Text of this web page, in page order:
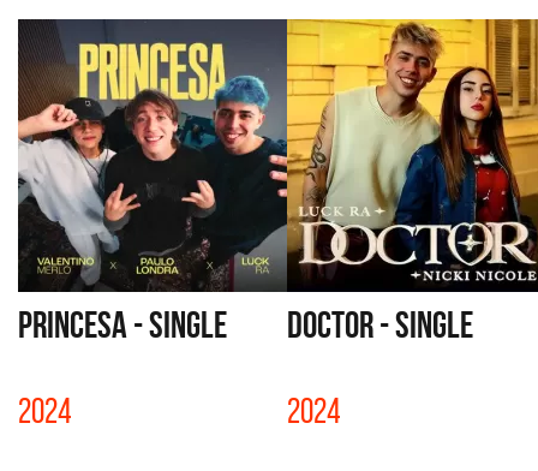
PRINCESA - SINGLE
2024
DOCTOR - SINGLE
2024